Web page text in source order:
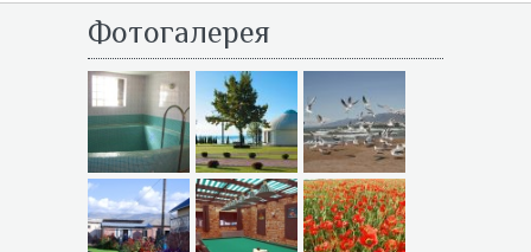
Фотогалерея